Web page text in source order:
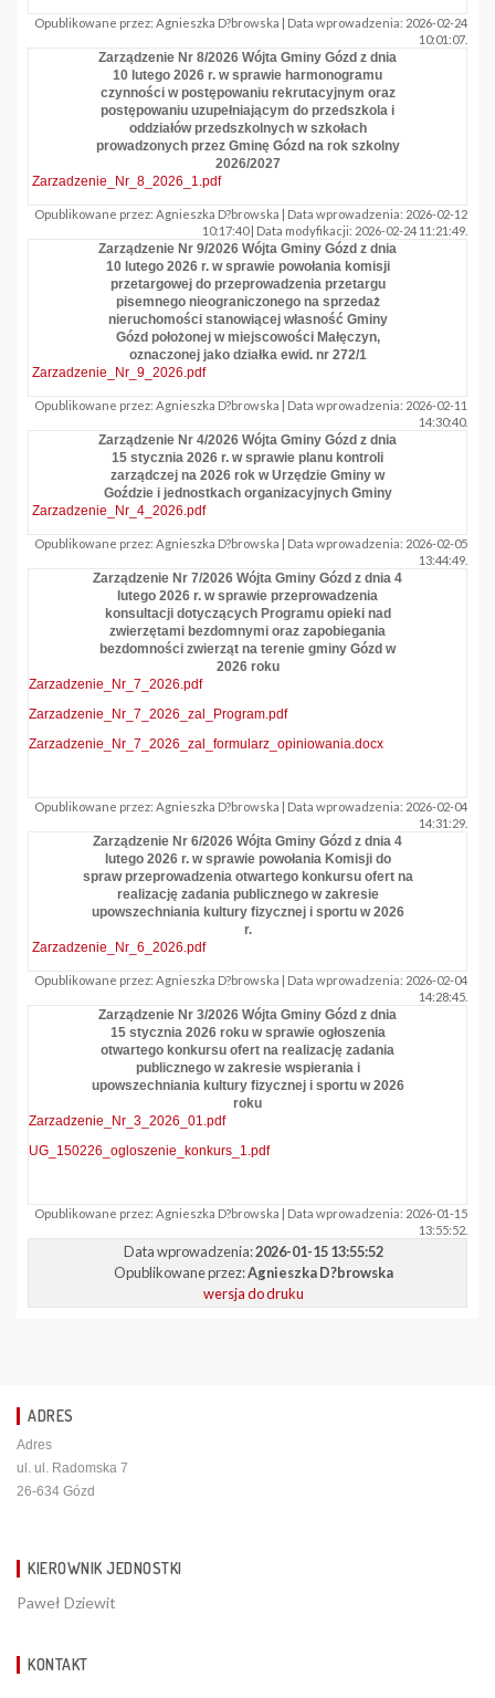
Opublikowane przez: Agnieszka D?browska | Data wprowadzenia: 2026-02-24
10:01:07.
Zarządzenie Nr 8/2026 Wójta Gminy Gózd z dnia
10 lutego 2026 r. w sprawie harmonogramu
czynności w postępowaniu rekrutacyjnym oraz
postępowaniu uzupełniającym do przedszkola i
oddziałów przedszkolnych w szkołach
prowadzonych przez Gminę Gózd na rok szkolny
2026/2027
Zarzadzenie_Nr_8_2026_1.pdf
Opublikowane przez: Agnieszka D?browska | Data wprowadzenia: 2026-02-12
10:17:40 | Data modyfikacji: 2026-02-24 11:21:49.
Zarządzenie Nr 9/2026 Wójta Gminy Gózd z dnia
10 lutego 2026 r. w sprawie powołania komisji
przetargowej do przeprowadzenia przetargu
pisemnego nieograniczonego na sprzedaż
nieruchomości stanowiącej własność Gminy
Gózd położonej w miejscowości Małęczyn,
oznaczonej jako działka ewid. nr 272/1
Zarzadzenie_Nr_9_2026.pdf
Opublikowane przez: Agnieszka D?browska | Data wprowadzenia: 2026-02-11
14:30:40.
Zarządzenie Nr 4/2026 Wójta Gminy Gózd z dnia
15 stycznia 2026 r. w sprawie planu kontroli
zarządczej na 2026 rok w Urzędzie Gminy w
Goździe i jednostkach organizacyjnych Gminy
Zarzadzenie_Nr_4_2026.pdf
Opublikowane przez: Agnieszka D?browska | Data wprowadzenia: 2026-02-05
13:44:49.
Zarządzenie Nr 7/2026 Wójta Gminy Gózd z dnia 4
lutego 2026 r. w sprawie przeprowadzenia
konsultacji dotyczących Programu opieki nad
zwierzętami bezdomnymi oraz zapobiegania
bezdomności zwierząt na terenie gminy Gózd w
2026 roku
Zarzadzenie_Nr_7_2026.pdf
Zarzadzenie_Nr_7_2026_zal_Program.pdf
Zarzadzenie_Nr_7_2026_zal_formularz_opiniowania.docx
Opublikowane przez: Agnieszka D?browska | Data wprowadzenia: 2026-02-04
14:31:29.
Zarządzenie Nr 6/2026 Wójta Gminy Gózd z dnia 4
lutego 2026 r. w sprawie powołania Komisji do
spraw przeprowadzenia otwartego konkursu ofert na
realizację zadania publicznego w zakresie
upowszechniania kultury fizycznej i sportu w 2026
r.
Zarzadzenie_Nr_6_2026.pdf
Opublikowane przez: Agnieszka D?browska | Data wprowadzenia: 2026-02-04
14:28:45.
Zarządzenie Nr 3/2026 Wójta Gminy Gózd z dnia
15 stycznia 2026 roku w sprawie ogłoszenia
otwartego konkursu ofert na realizację zadania
publicznego w zakresie wspierania i
upowszechniania kultury fizycznej i sportu w 2026
roku
Zarzadzenie_Nr_3_2026_01.pdf
UG_150226_ogloszenie_konkurs_1.pdf
Opublikowane przez: Agnieszka D?browska | Data wprowadzenia: 2026-01-15
13:55:52.
Data wprowadzenia:2026-01-15 13:55:52
Opublikowane przez:Agnieszka D?browska
wersja do druku
ADRES
Adres
ul. ul. Radomska 7
26-634 Gózd
KIEROWNIK JEDNOSTKI
Paweł Dziewit
KONTAKT